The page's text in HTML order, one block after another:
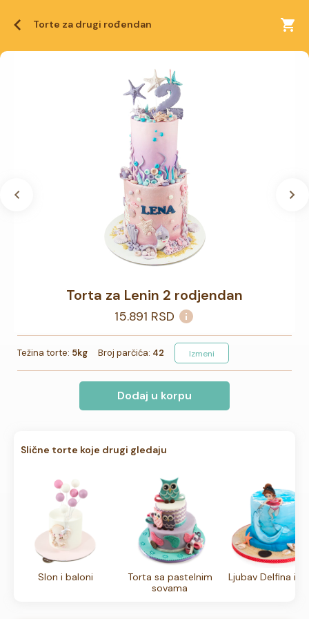
Torte za drugi rođendan
Torta za Lenin 2 rodjendan
15.891 RSD
Težina torte: 5kg Broj parčića: 42 Izmeni
Dodaj u korpu
Slične torte koje drugi gledaju
Slon i baloni
Torta sa pastelnim
sovama
Ljubav Delfina i